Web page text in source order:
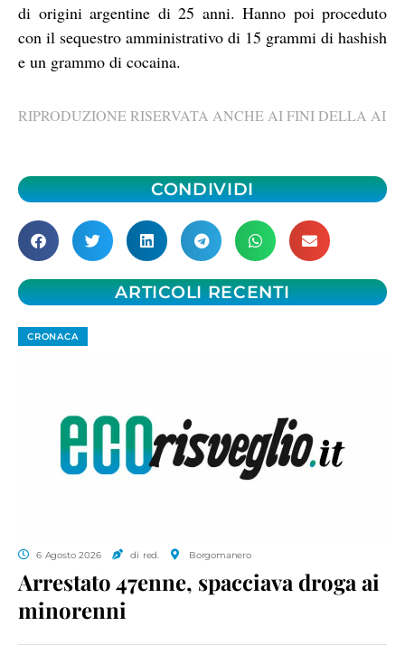
di origini argentine di 25 anni. Hanno poi proceduto
con il sequestro amministrativo di 15 grammi di hashish
e un grammo di cocaina.
RIPRODUZIONE RISERVATA ANCHE AI FINI DELLA AI
CONDIVIDI
ARTICOLI RECENTI
CRONACA
6 Agosto 2026 di red. Borgomanero
Arrestato 47enne, spacciava droga ai
minorenni